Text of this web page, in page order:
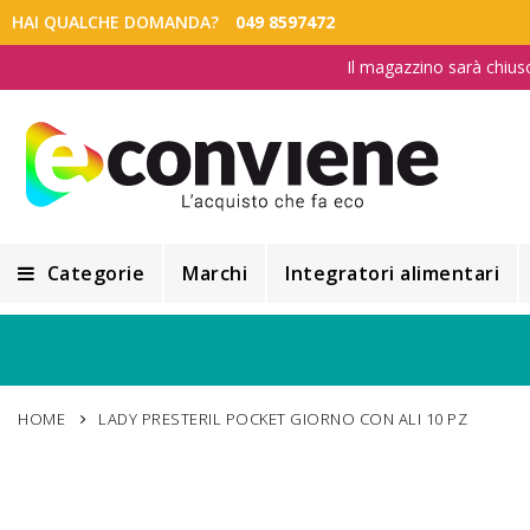
HAI QUALCHE DOMANDA? 049 8597472
Il magazzino sarà
Categorie
Alimentazione e Dietetica
Marchi Integratori alimentari
HOME LADY PRESTERIL POCKET GIORNO CON ALI 10 PZ